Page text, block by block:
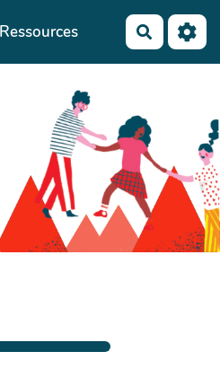
Ressources